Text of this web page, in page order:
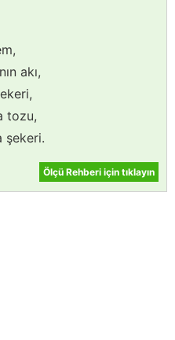
akı,
tozu,
şekeri.
Ölçü Rehberi için tıklayın